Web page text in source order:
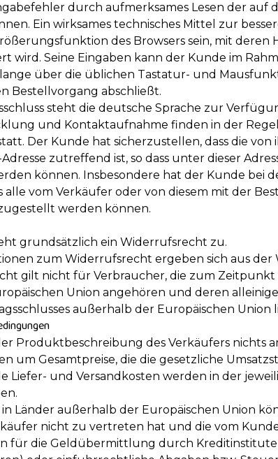
durch aufmerksames Lesen der auf
Ein wirksames technisches Mittel zur
des Browsers sein, mit deren
wird. Seine Eingaben kann der Kunde im
lange über die üblichen Tastatur- und
Bestellvorgang abschließt.
steht die deutsche Sprache zur
und Kontaktaufnahme finden in der
Der Kunde hat sicherzustellen, dass die
zutreffend ist, so dass unter dieser
können. Insbesondere hat der Kunde bei
alle vom Verkäufer oder von diesem mit der
werden können.
grundsätzlich ein Widerrufsrecht zu.
zum Widerrufsrecht ergeben sich aus
gilt nicht für Verbraucher, die zum Zeitpunkt
Union angehören und deren
außerhalb der Europäischen Union
Produktbeschreibung des Verkäufers nichts
um Gesamtpreise, die die gesetzliche
Liefer- und Versandkosten werden in der
Länder außerhalb der Europäischen Union
nicht zu vertreten hat und die vom
für die Geldübermittlung durch